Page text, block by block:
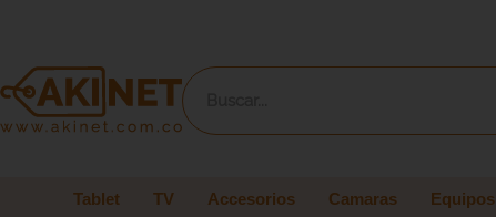
Tablet TV Accesorios Camaras Equipos